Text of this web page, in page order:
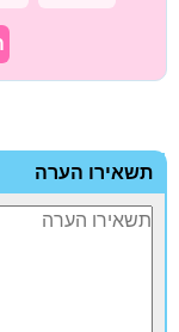
תשאירו הערה